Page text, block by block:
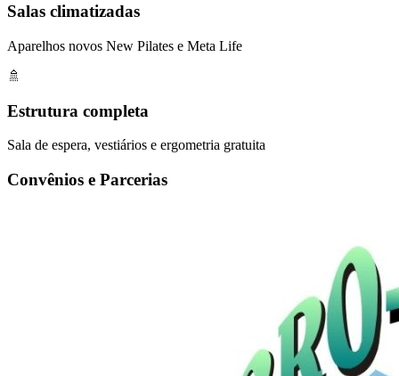
Salas climatizadas
Aparelhos novos New Pilates e Meta Life
🚿
Estrutura completa
Sala de espera, vestiários e ergometria gratuita
Convênios e Parcerias